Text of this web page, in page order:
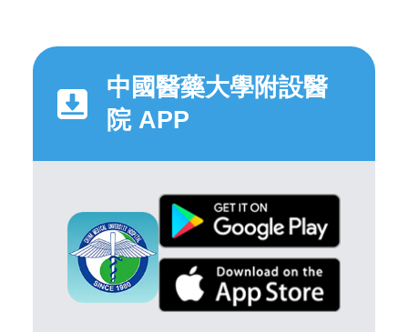
中國醫藥大學附設醫
院 APP